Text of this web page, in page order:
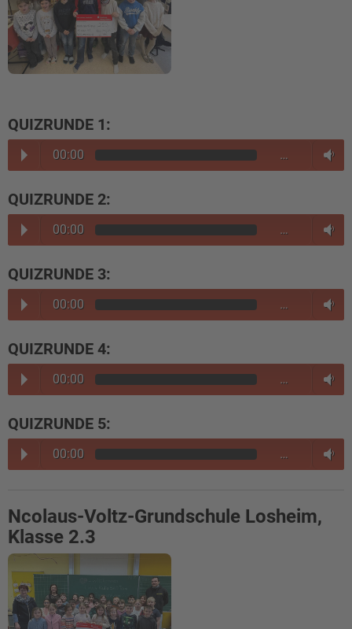
QUIZRUNDE 1:
00:00 …
QUIZRUNDE 2:
00:00 …
QUIZRUNDE 3:
00:00 …
QUIZRUNDE 4:
00:00 …
QUIZRUNDE 5:
00:00 …
Ncolaus-Voltz-Grundschule Losheim,
Klasse 2.3